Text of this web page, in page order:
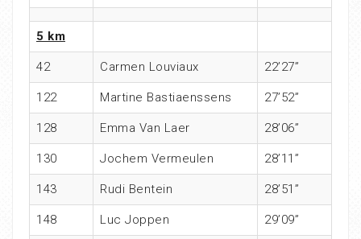
5 km
42 Carmen Louviaux 22’27”
122 Martine Bastiaenssens 27’52”
128 Emma Van Laer 28’06”
130 Jochem Vermeulen 28’11”
143 Rudi Bentein 28’51”
148 Luc Joppen 29’09”